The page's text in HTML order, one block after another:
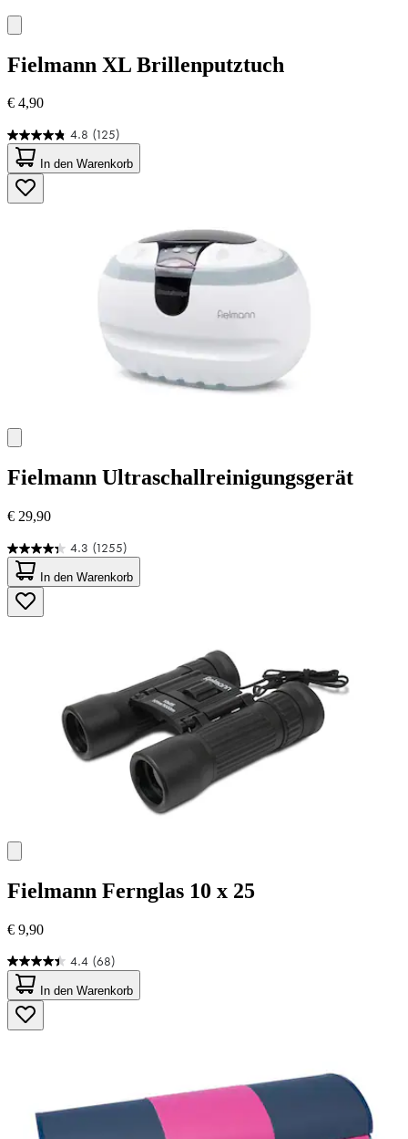
Fielmann XL Brillenputztuch
€ 4,90
4.8 (125)
4.8
von
5
Sternen.
125
In den Warenkorb
Fielmann Ultraschallreinigungsgerät
€ 29,90
4.3 (1255)
4.3
von
5
Sternen.
1255
In den Warenkorb
Fielmann Fernglas 10 x 25
€ 9,90
4.4 (68)
4.4
von
5
Sternen.
68
In den Warenkorb